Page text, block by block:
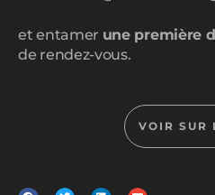
et entamer une première
de rendez-vous.
VOIR SUR